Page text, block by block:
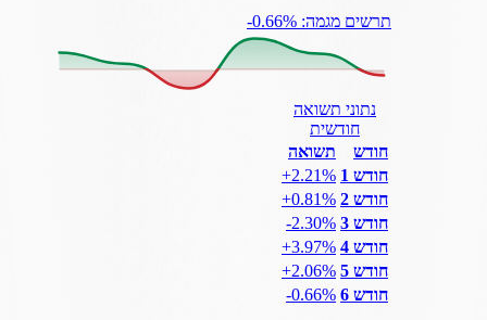
תרשים מגמה: ‎-0.66%
נתוני תשואה
חודשית
חודש
תשואה
חודש 1
‎+2.21%
חודש 2
‎+0.81%
חודש 3
‎-2.30%
חודש 4
‎+3.97%
חודש 5
‎+2.06%
חודש 6
‎-0.66%